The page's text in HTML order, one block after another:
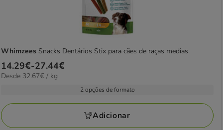
Whimzees Snacks Dentários Stix para cães de raças medias
Preço
de
27.44€
14.29€-27.44€
32.67€
Desde 32.67€ / kg
2 opções de formato
Adicionar